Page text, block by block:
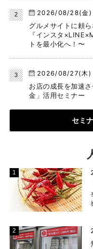
2026/08/28(金)
グルメサイトに頼
『インスタ
トを最小化へ！〜
2026/08/27(木)
お店の成長を加速
金」活用セミナー
セミ